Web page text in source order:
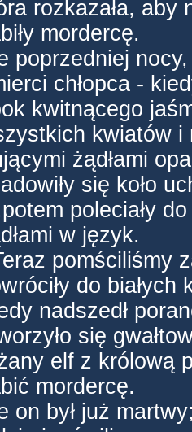
rozkazała, aby
mordercę.
poprzedniej
chłopca -
kwitnącego
kwiatów i
żądłami
się koło
poleciały
w język.
pomściliśmy
do
nadszedł
się
elf z królową
mordercę.
on był już